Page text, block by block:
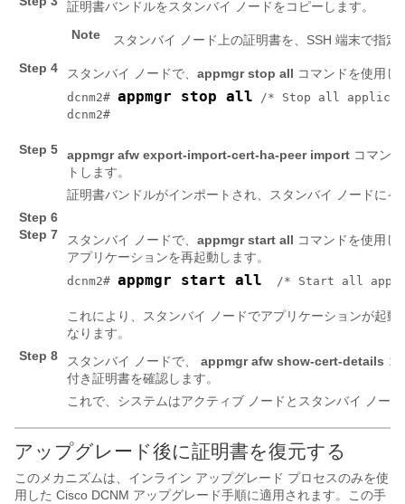
証明書バンドルをスタンバイ ノードをコピーします。
Note
スタンバイ ノード上の証明書を、SSH 端末で指
Step 4
スタンバイ ノードで、 appmgr stop all コマンドを使用し
dcnm2# appmgr stop all /* Stop all
dcnm2#
Step 5 appmgr afw export-import-cert-ha-peer import コマン
トします。
証明書バンドルがインポートされ、スタンバイ ノードにイ
Step 6
Step 7
スタンバイ ノードで、 appmgr start all コマンドを使用し
アプリケーションを再起動します。
dcnm2# appmgr start all
/* Start all
これにより、スタンバイ ノードでアプリケーションが起
なります。
Step 8
スタンバイ ノードで、 appmgr afw show-cert-details コ
付き証明書を確認します。
これで、システムはアクティブ ノードとスタンバイ ノー
アップグレード後に証明書を復元する
このメカニズムは、インライン アップグレード プロセスのみを使
用した Cisco DCNM アップグレード手順に適用されます。この手